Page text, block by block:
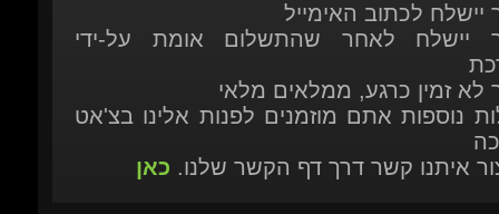
לא זמין כרגע, ממלאים מלאי
נוספות אתם מוזמנים לפנות אלינו בצ'אט
איתנו קשר דרך דף הקשר שלנו.
ביקורות משתמשים הוסף ביקורת